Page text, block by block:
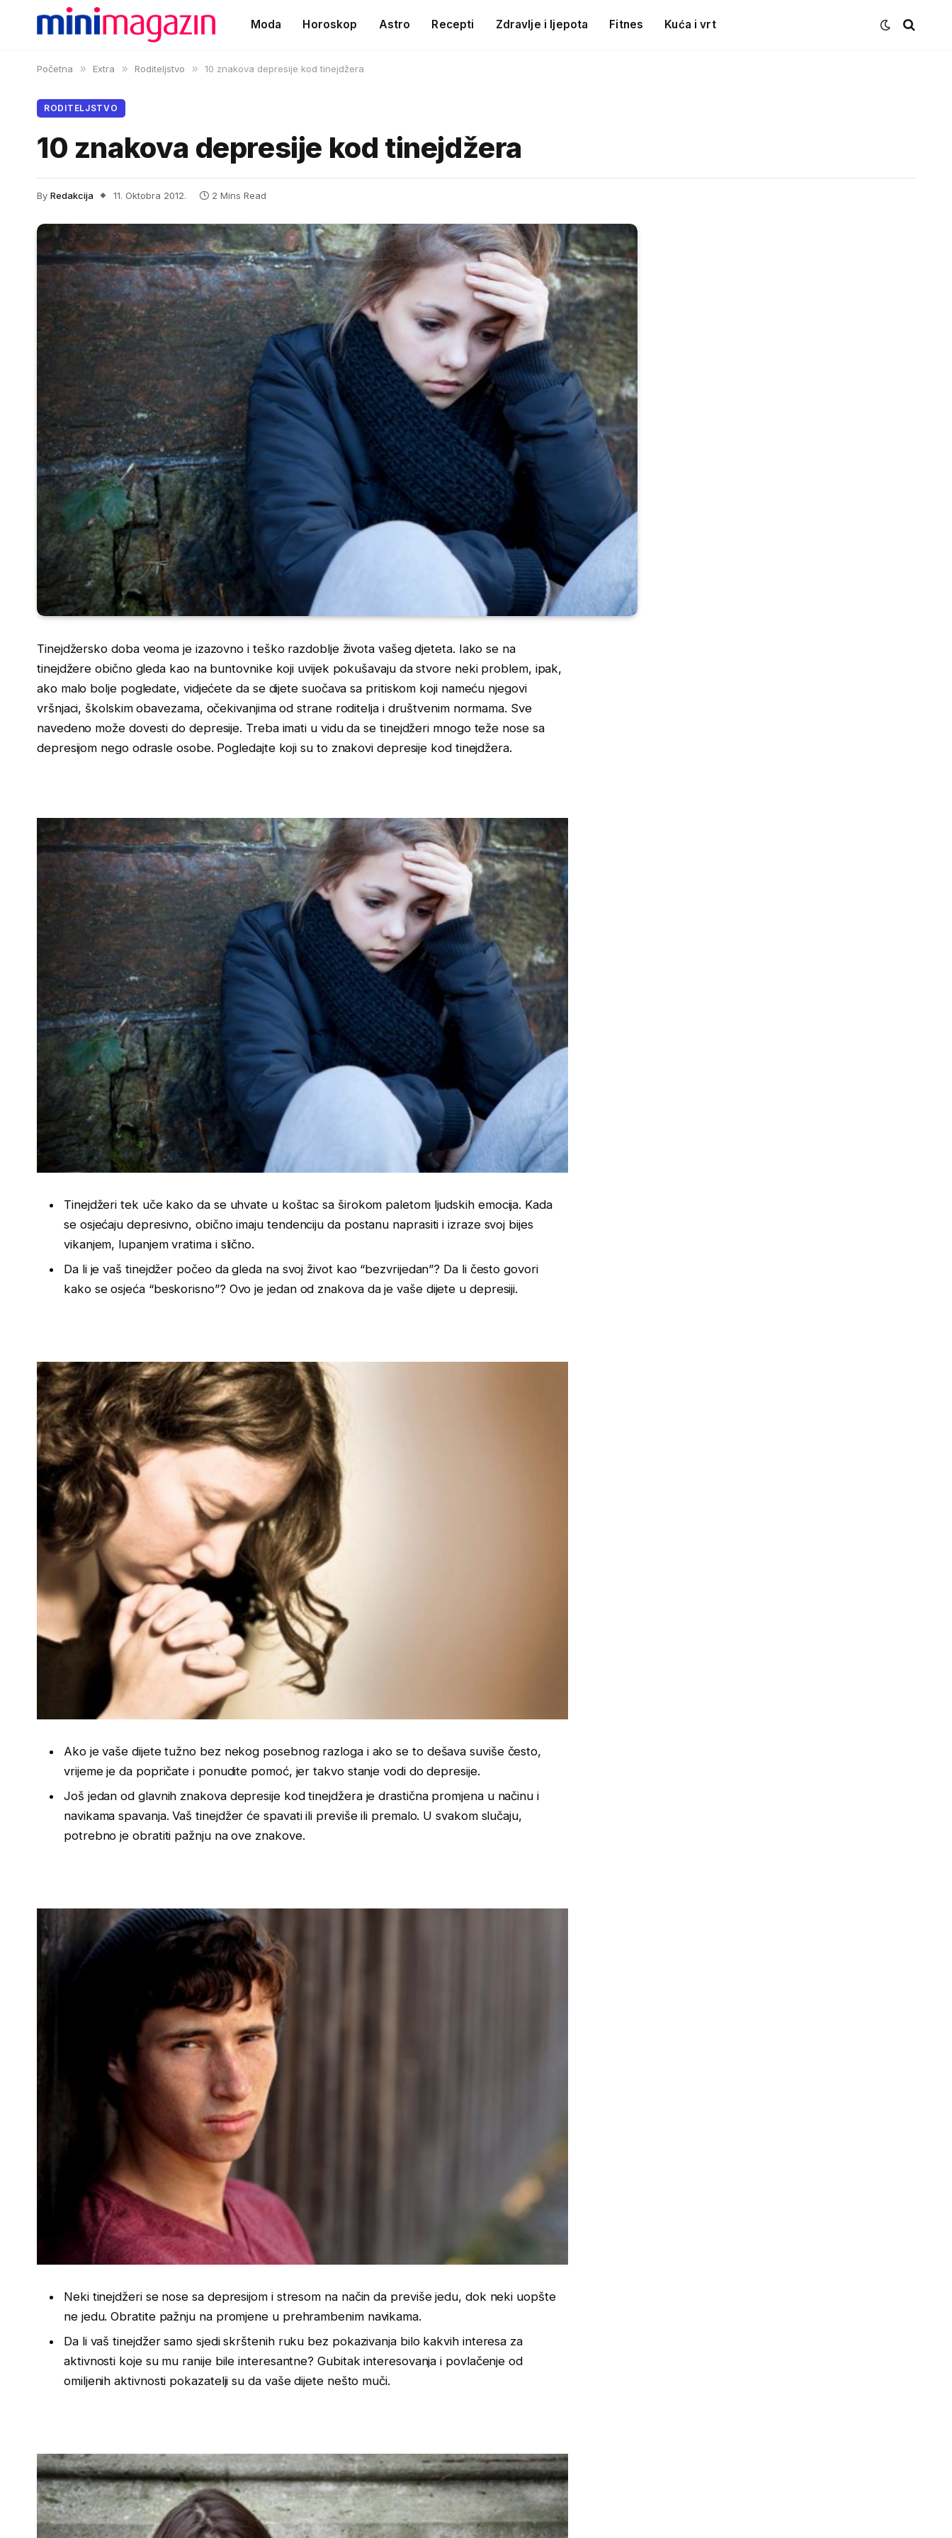
Moda Horoskop Astro Recepti Zdravlje i ljepota Fitnes Kuća i vrt
Početna » Extra » Roditeljstvo » 10 znakova depresije kod tinejdžera
RODITELJSTVO
10 znakova depresije kod tinejdžera
By Redakcija 11. Oktobra 2012. 2 Mins Read
Tinejdžersko doba veoma je izazovno i teško razdoblje života vašeg djeteta. Iako se na
tinejdžere obično gleda kao na buntovnike koji uvijek pokušavaju da stvore neki problem, ipak,
ako malo bolje pogledate, vidjećete da se dijete suočava sa pritiskom koji nameću njegovi
vršnjaci, školskim obavezama, očekivanjima od strane roditelja i društvenim normama. Sve
navedeno može dovesti do depresije. Treba imati u vidu da se tinejdžeri mnogo teže nose sa
depresijom nego odrasle osobe. Pogledajte koji su to znakovi depresije kod tinejdžera.
Tinejdžeri tek uče kako da se uhvate u koštac sa širokom paletom ljudskih emocija. Kada
se osjećaju depresivno, obično imaju tendenciju da postanu naprasiti i izraze svoj bijes
vikanjem, lupanjem vratima i slično.
Da li je vaš tinejdžer počeo da gleda na svoj život kao “bezvrijedan”? Da li često govori
kako se osjeća “beskorisno”? Ovo je jedan od znakova da je vaše dijete u depresiji.
Ako je vaše dijete tužno bez nekog posebnog razloga i ako se to dešava suviše često,
vrijeme je da popričate i ponudite pomoć, jer takvo stanje vodi do depresije.
Još jedan od glavnih znakova depresije kod tinejdžera je drastična promjena u načinu i
navikama spavanja. Vaš tinejdžer će spavati ili previše ili premalo. U svakom slučaju,
potrebno je obratiti pažnju na ove znakove.
Neki tinejdžeri se nose sa depresijom i stresom na način da previše jedu, dok neki uopšte
ne jedu. Obratite pažnju na promjene u prehrambenim navikama.
Da li vaš tinejdžer samo sjedi skrštenih ruku bez pokazivanja bilo kakvih interesa za
aktivnosti koje su mu ranije bile interesantne? Gubitak interesovanja i povlačenje od
omiljenih aktivnosti pokazatelji su da vaše dijete nešto muči.